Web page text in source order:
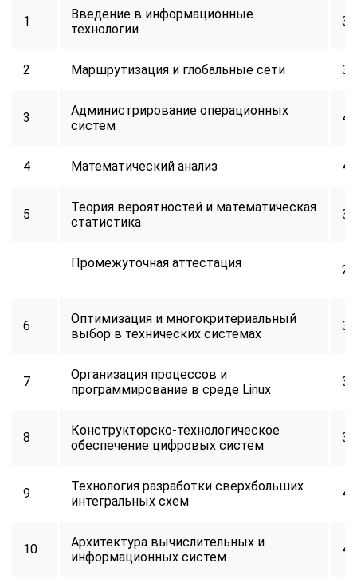
1
Введение в информационные
технологии
32
2 Маршрутизация и глобальные сети 32
3
Администрирование операционных
систем
40
4 Математический анализ 40
5
Теория вероятностей и математическая
статистика
32
Промежуточная аттестация 2
6
Оптимизация и многокритериальный
выбор в технических системах
34
7
Организация процессов и
программирование в среде Linux
32
8
Конструкторско-технологическое
обеспечение цифровых систем
34
9
Технология разработки сверхбольших
интегральных схем
40
10
Архитектура вычислительных и
информационных систем
40